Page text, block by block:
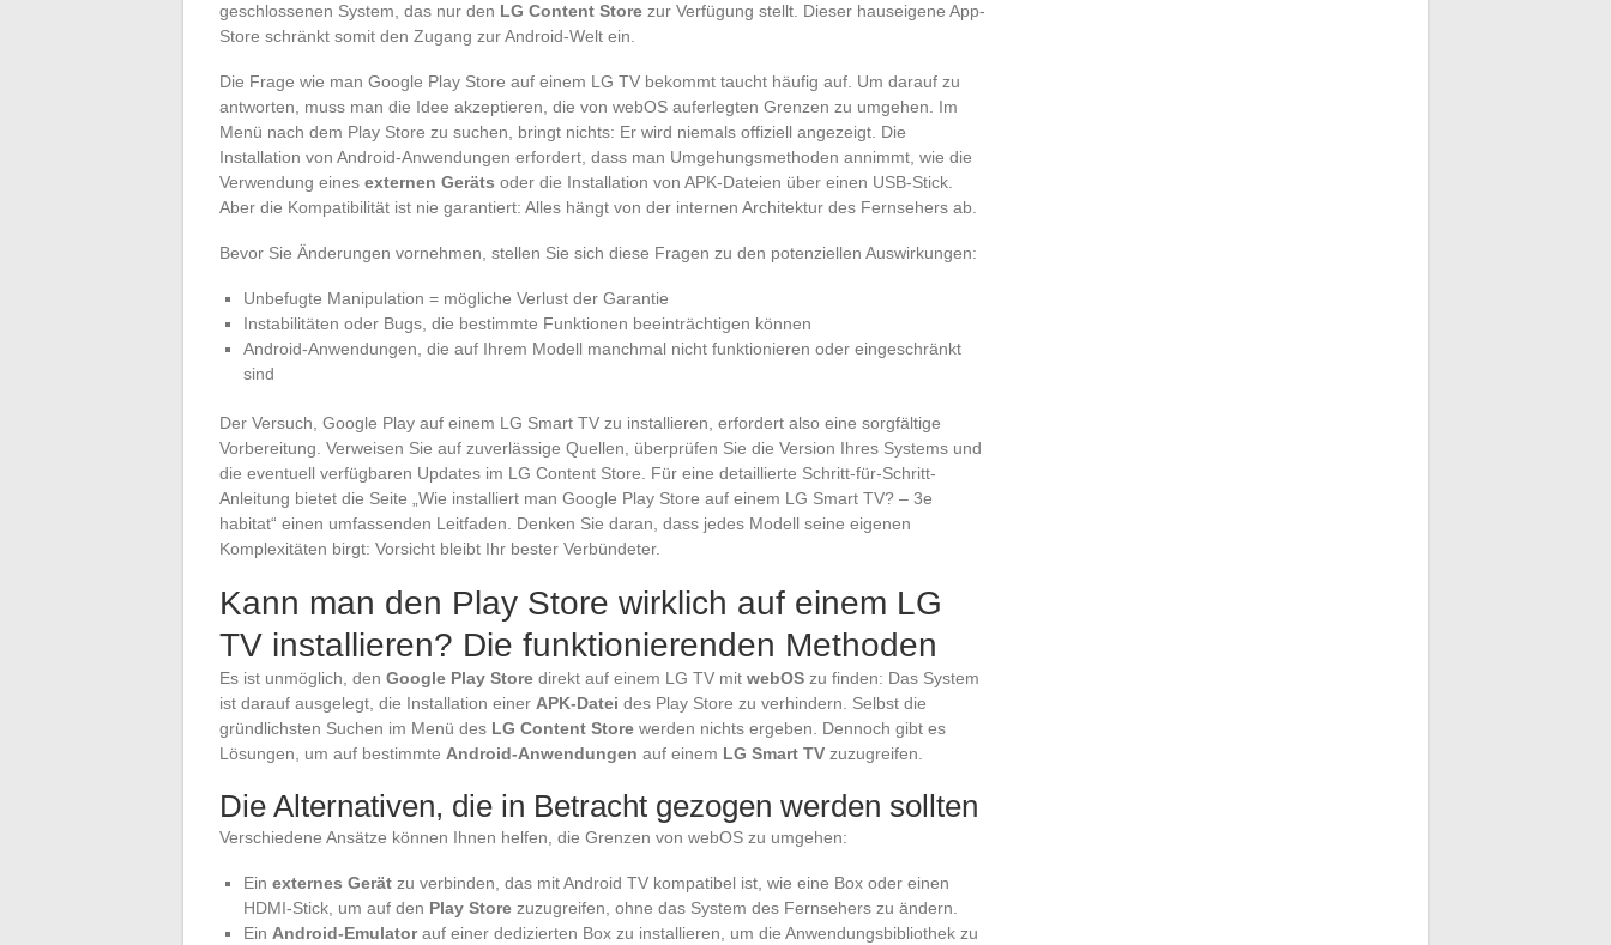
geschlossenen System, das nur den LG Content Store zur Verfügung stellt. Dieser hauseigene App-
Store schränkt somit den Zugang zur Android-Welt ein.
Die Frage wie man Google Play Store auf einem LG TV bekommt taucht häufig auf. Um darauf zu
antworten, muss man die Idee akzeptieren, die von webOS auferlegten Grenzen zu umgehen. Im
Menü nach dem Play Store zu suchen, bringt nichts: Er wird niemals offiziell angezeigt. Die
Installation von Android-Anwendungen erfordert, dass man Umgehungsmethoden annimmt, wie die
Verwendung eines externen Geräts oder die Installation von APK-Dateien über einen USB-Stick.
Aber die Kompatibilität ist nie garantiert: Alles hängt von der internen Architektur des Fernsehers ab.
Bevor Sie Änderungen vornehmen, stellen Sie sich diese Fragen zu den potenziellen Auswirkungen:
Unbefugte Manipulation = mögliche Verlust der Garantie
Instabilitäten oder Bugs, die bestimmte Funktionen beeinträchtigen können
Android-Anwendungen, die auf Ihrem Modell manchmal nicht funktionieren oder eingeschränkt
sind
Der Versuch, Google Play auf einem LG Smart TV zu installieren, erfordert also eine sorgfältige
Vorbereitung. Verweisen Sie auf zuverlässige Quellen, überprüfen Sie die Version Ihres Systems und
die eventuell verfügbaren Updates im LG Content Store. Für eine detaillierte Schritt-für-Schritt-
Anleitung bietet die Seite „Wie installiert man Google Play Store auf einem LG Smart TV? – 3e
habitat“ einen umfassenden Leitfaden. Denken Sie daran, dass jedes Modell seine eigenen
Komplexitäten birgt: Vorsicht bleibt Ihr bester Verbündeter.
Kann man den Play Store wirklich auf einem LG
TV installieren? Die funktionierenden Methoden
Es ist unmöglich, den Google Play Store direkt auf einem LG TV mit webOS zu finden: Das System
ist darauf ausgelegt, die Installation einer APK-Datei des Play Store zu verhindern. Selbst die
gründlichsten Suchen im Menü des LG Content Store werden nichts ergeben. Dennoch gibt es
Lösungen, um auf bestimmte Android-Anwendungen auf einem LG Smart TV zuzugreifen.
Die Alternativen, die in Betracht gezogen werden sollten
Verschiedene Ansätze können Ihnen helfen, die Grenzen von webOS zu umgehen:
Ein externes Gerät zu verbinden, das mit Android TV kompatibel ist, wie eine Box oder einen
HDMI-Stick, um auf den Play Store zuzugreifen, ohne das System des Fernsehers zu ändern.
Ein Android-Emulatorauf einer dedizierten Box zu installieren, um die Anwendungsbibliothek zu